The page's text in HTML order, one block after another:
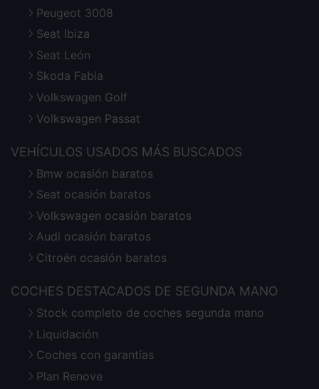
Peugeot 3008
Seat Ibiza
Seat León
Skoda Fabia
Volkswagen Golf
Volkswagen Passat
VEHÍCULOS USADOS MÁS BUSCADOS
Bmw ocasión baratos
Seat ocasión baratos
Volkswagen ocasión baratos
Audi ocasión baratos
Citroën ocasión baratos
COCHES DESTACADOS DE SEGUNDA MANO
Stock completo de coches segunda mano
Liquidación
Coches con garantías
Plan Renove